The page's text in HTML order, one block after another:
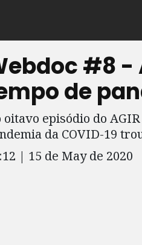
#8 -
de
oitavo episódio do
da COVID-19
| 15 de May de 2020